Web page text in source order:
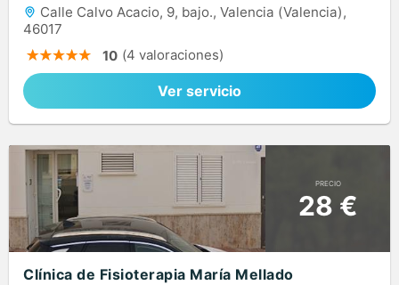
Calle Calvo Acacio, 9, bajo., Valencia (Valencia),
46017
10 (4 valoraciones)
Ver servicio
PRECIO
28 €
Clínica de Fisioterapia María Mellado